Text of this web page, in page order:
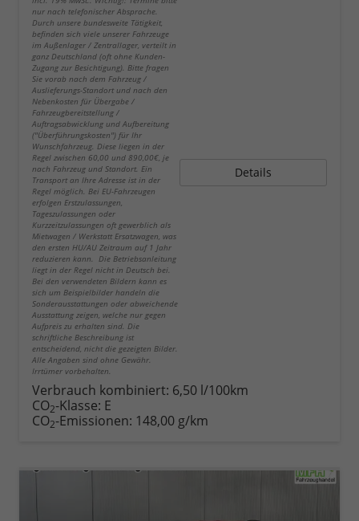
nur nach telefonischer Absprache.
Durch unsere bundesweite Tätigkeit,
befinden sich viele unserer Fahrzeuge
im Außenlager / Zentrallager, verteilt in
ganz Deutschland (oft ohne Kunden-
Zugang zur Besichtigung). Bitte fragen
Sie vorab nach dem Fahrzeug /
Auslieferungs-Standort und nach den
Nebenkosten für Übergabe /
Fahrzeugbereitstellung /
Auftragsabwicklung und Aufbereitung
("Überführungskosten") für Ihr
Wunschfahrzeug. Diese liegen in der
Regel zwischen 60,00 und 890,00€, je
nach Fahrzeug und Standort. Ein
Transport an Ihre Adresse ist in der
Regel möglich. Bei EU-Fahrzeugen
erfolgen Erstzulassungen,
Tageszulassungen oder
Kurzzeitzulassungen oft gewerblich als
Mietwagen / Werkstatt Ersatzwagen, was
den ersten HU/AU Zeitraum auf 1 Jahr
reduzieren kann. Die Betriebsanleitung
liegt in der Regel nicht in Deutsch bei.
Bei den verwendeten Bildern kann es
sich um Beispielbilder handeln die
Sonderausstattungen oder abweichende
Ausstattung zeigen, welche nur gegen
Aufpreis zu erhalten sind. Die
schriftliche Beschreibung ist
entscheidend, nicht die gezeigten Bilder.
Alle Angaben sind ohne Gewähr.
Irrtümer vorbehalten.
Details
Verbrauch kombiniert: 6,50 l/100km
CO2-Klasse: E
CO2-Emissionen: 148,00 g/km